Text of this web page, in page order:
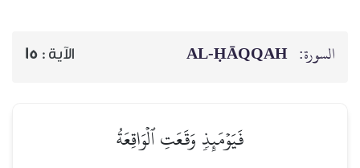
السورة: AL‑ḤĀQQAH الآية : 15
فَيَوۡمَئِذٖ وَقَعَتِ ٱلۡوَاقِعَةُ